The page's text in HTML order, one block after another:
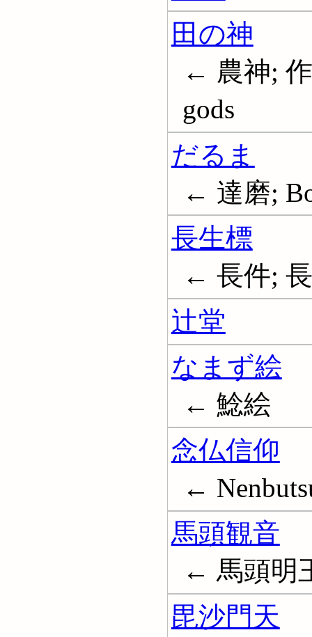
田の神
← 農神;
gods
だるま
← 達磨;
長生標
← 長件;
辻堂
なまず絵
← 鯰絵
念仏信仰
←
馬頭観音
← 馬頭明
毘沙門天